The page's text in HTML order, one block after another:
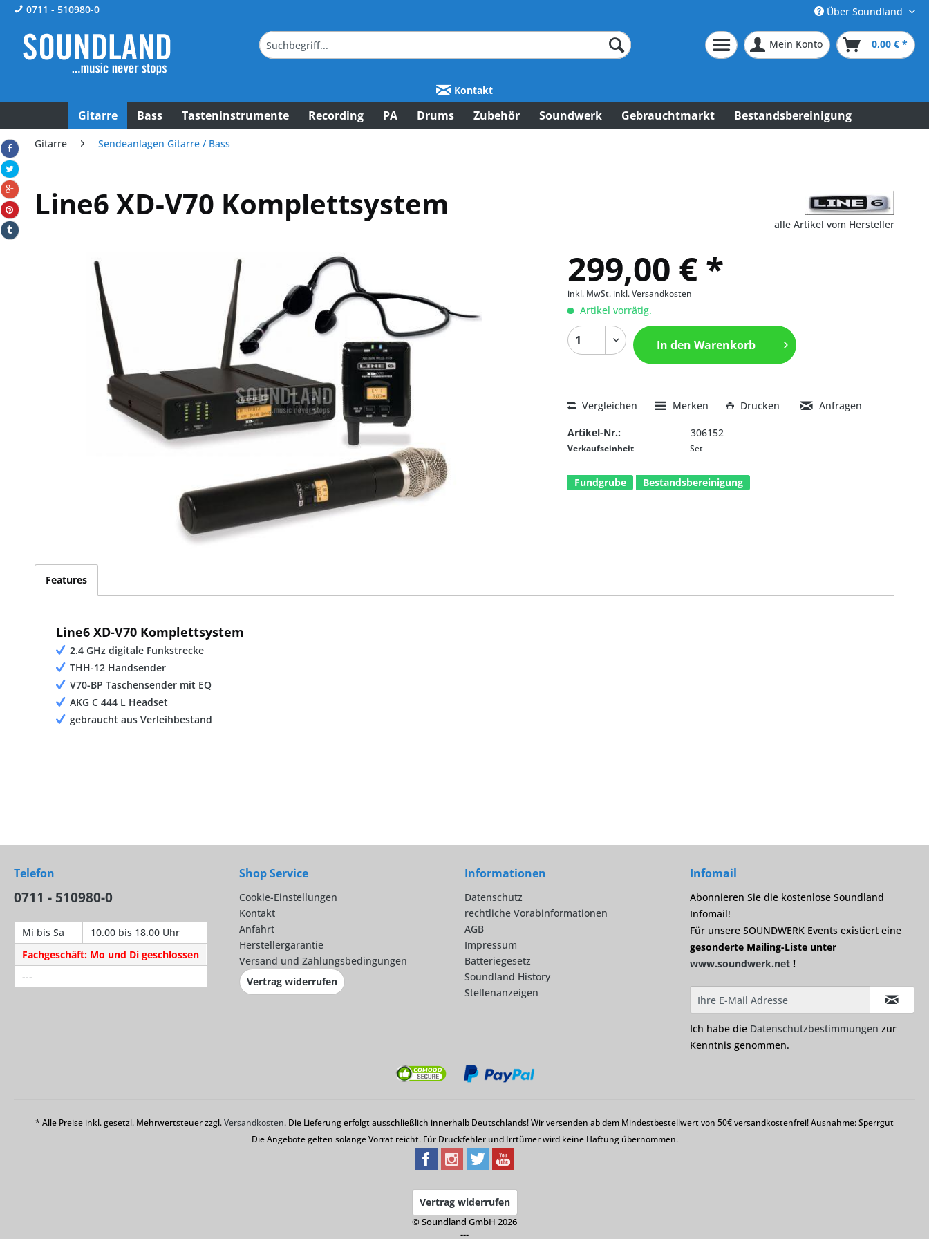
0711 - 510980-0 Über Soundland
Mein Konto 0,00 € *
Kontakt
Gitarre Bass Tasteninstrumente Recording PA Drums Zubehör Soundwerk Gebrauchtmarkt Bestandsbereinigung
Gitarre Sendeanlagen Gitarre / Bass
Line6 XD-V70 Komplettsystem
alle Artikel vom Hersteller
299,00 € *
inkl. MwSt. inkl. Versandkosten
Artikel vorrätig.
In den Warenkorb
Vergleichen Merken Drucken Anfragen
Artikel-Nr.: 306152
Verkaufseinheit Set
Fundgrube Bestandsbereinigung
Features
Line6 XD-V70 Komplettsystem
2.4 GHz digitale Funkstrecke
THH-12 Handsender
V70-BP Taschensender mit EQ
AKG C 444 L Headset
gebraucht aus Verleihbestand
Telefon
0711 - 510980-0
Mi bis Sa
10.00 bis 18.00 Uhr
Fachgeschäft: Mo und Di geschlossen
---
Shop Service
Cookie-Einstellungen
Kontakt
Anfahrt
Herstellergarantie
Versand und Zahlungsbedingungen
Vertrag widerrufen
Informationen
Datenschutz
rechtliche Vorabinformationen
AGB
Impressum
Batteriegesetz
Soundland History
Stellenanzeigen
Infomail
Abonnieren Sie die kostenlose Soundland
Infomail!
Für unsere SOUNDWERK Events existiert eine
gesonderte Mailing-Liste unter
www.soundwerk.net !
Ich habe die Datenschutzbestimmungen zur
Kenntnis genommen.
* Alle Preise inkl. gesetzl. Mehrwertsteuer zzgl.Versandkosten. Die Lieferung erfolgt ausschließlich innerhalb Deutschlands! Wir versenden ab dem Mindestbestellwert von 50€ versandkostenfrei! Ausnahme: Sperrgut
Die Angebote gelten solange Vorrat reicht. Für Druckfehler und Irrtümer wird keine Haftung übernommen.
Vertrag widerrufen
© Soundland GmbH 2026
---